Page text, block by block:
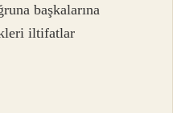
başkalarına
iltifatlar